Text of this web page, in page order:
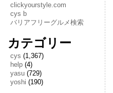
clickyourstyle.com
cys b
バリアフリーグルメ検索
カテゴリー
cys (1,367)
help(4)
yasu(729)
yoshi (190)